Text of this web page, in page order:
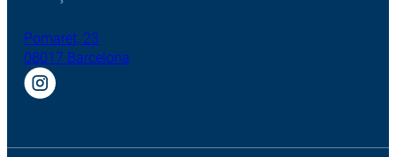
Pomaret, 23
08017 Barcelona